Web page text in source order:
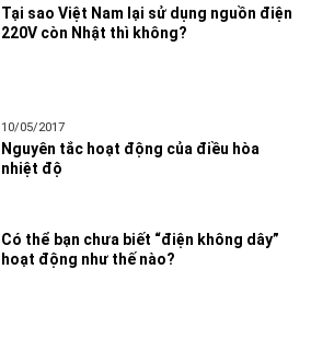
Tại sao Việt Nam lại sử dụng nguồn điện
220V còn Nhật thì không?
10/05/2017
Nguyên tắc hoạt động của điều hòa
nhiệt độ
Có thể bạn chưa biết “điện không dây”
hoạt động như thế nào?